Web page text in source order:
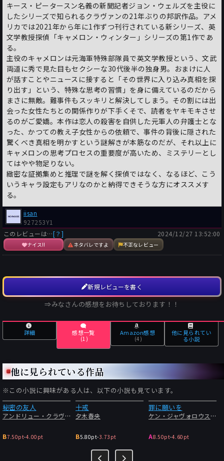
キース・ピータースン名義の新聞記者ジョン・ウェルズを主役に
したシリーズで知られるクラヴァンの21年ぶりの邦訳作品。アメ
リカでは2021年から年に1作ずつ刊行されている新シリーズ、英
文学教授探偵「キャメロン・ウィンター」シリーズの第1作であ
る。
主役のキャメロンは元海軍特殊部隊員で英文学教授という、文武
両道に秀で見た目もセクシーな30代後半の独身男。おまけに人
が話すことやニュースに接すると「その世界に入り込み真相を探
り出す」という、特殊な思考の習慣」を身に備えているのだから
まさに無敵。難事件もスッキリと解決してしまう。その割には出
会った女性たちとの関係作りが下手くそで、読者をヤキモキさせ
るのがご愛嬌。本作は恋人の殺害を自供した元軍人の弁護士とな
った、かつての教え子女性からの依頼で、事件の背後に隠された
驚くべき真相を明かすという謎解きが本筋なのだが、それ以上に
キャメロンの思考プロセスの重要度が高いため、ミステリーとし
てはやや物足りない。
緻密な証拠集めと推理で謎を解く探偵ではなく、なるほど、こう
いうキャラ設定もアリなのかと納得できそうな方にオススメす
る。
iisan
927253Y1
このレビューは…[？]
ナイス!! ネタバレですよ 不正なレビュー
2024/12/27 13:52:00
新規レビューを書く
⇒みなさんの感想をお待ちしております！！
詳細 感想一覧
(1)
Amazon感想
(4)
他に見られてい
る小説
他に見られている作品
※この小説に興味がある人は、以下の小説も見ています。
秘密の友人
アンドリュー・クラヴァン
B7.50pt-4.00pt
十戒
夕木春央
B5.80pt-3.73pt
罪に願いを
ケン・ジャヴォロウスキー
A8.50pt-4.60pt